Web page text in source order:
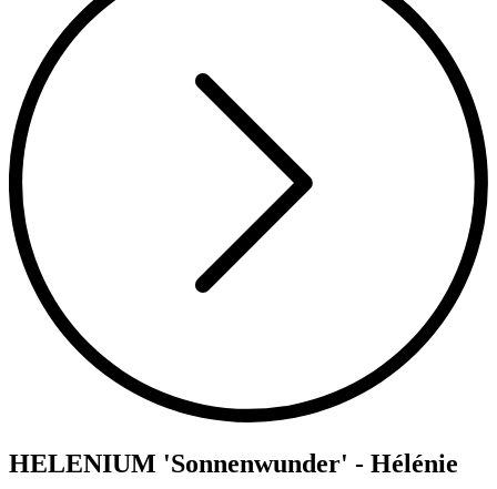
HELENIUM 'Sonnenwunder' - Hélénie